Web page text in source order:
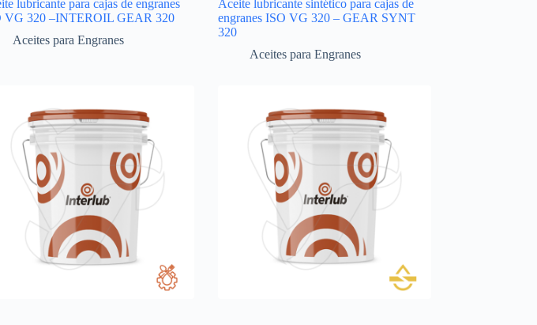
lubricante para cajas de engranes
VG 320 –INTEROIL GEAR 320
Aceites para Engranes
Aceite lubricante sintético para cajas de
engranes ISO VG 320 – GEAR SYNT
320
Aceites para Engranes